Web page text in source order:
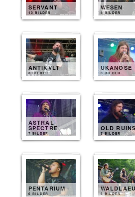
SERVANT
10 BILDER
WESEN
8 BILDER
ANTIKVLT
8 BILDER
UKANOSE
8 BILDER
ASTRAL
SPECTRE
7 BILDER
OLD
7 BILDER
PENTARIUM
6 BILDER 6 BILDER